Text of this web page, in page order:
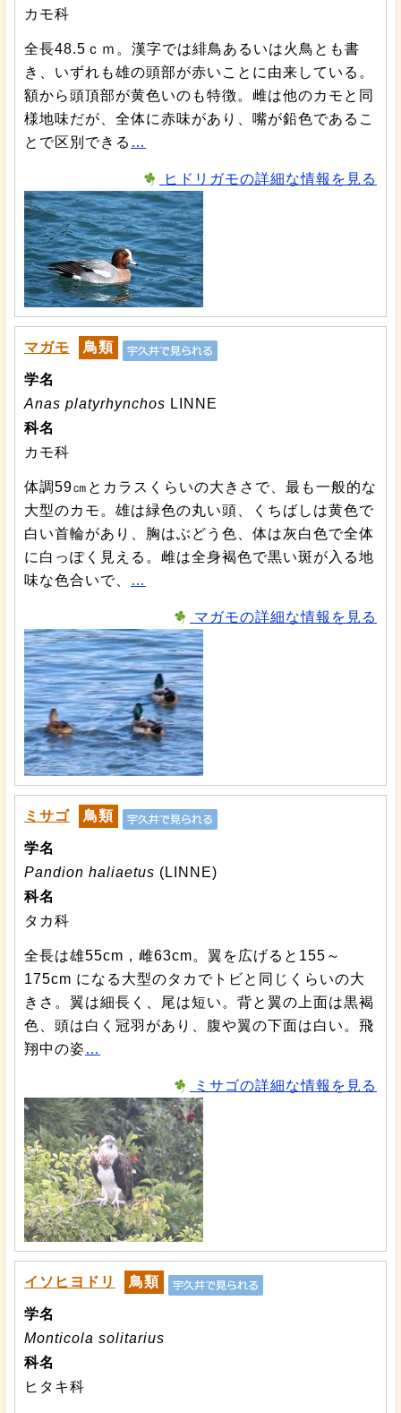
カモ科
全長48.5ｃｍ。漢字では緋鳥あるいは火鳥とも書
き、いずれも雄の頭部が赤いことに由来している。
額から頭頂部が黄色いのも特徴。雌は他のカモと同
様地味だが、全体に赤味があり、嘴が鉛色であるこ
とで区別できる …
ヒドリガモの詳細な情報を見る
マガモ 鳥類
学名
Anas platyrhynchos LINNE
科名
カモ科
体調59㎝とカラスくらいの大きさで、最も一般的な
大型のカモ。雄は緑色の丸い頭、くちばしは黄色で
白い首輪があり、胸はぶどう色、体は灰白色で全体
に白っぽく見える。雌は全身褐色で黒い斑が入る地
味な色合いで、
…
マガモの詳細な情報を見る
ミサゴ 鳥類
学名
Pandion haliaetus (LINNE)
科名
タカ科
全長は雄55cm，雌63cm。翼を広げると155～
175cm になる大型のタカでトビと同じくらいの大
きさ。翼は細長く、尾は短い。背と翼の上面は黒褐
色、頭は白く冠羽があり、腹や翼の下面は白い。飛
翔中の姿…
ミサゴの詳細な情報を見る
イソヒヨドリ 鳥類
学名
Monticola solitarius
科名
ヒタキ科